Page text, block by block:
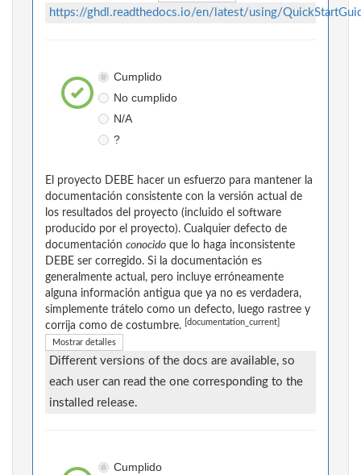
https://ghdl.readthedocs.io/en/latest/using/
Cumplido
No cumplido
N/A
?
El proyecto DEBE hacer un esfuerzo para mantener la
documentación consistente con la versión actual de
los resultados del proyecto (incluido el software
producido por el proyecto). Cualquier defecto de
documentación conocido que lo haga inconsistente
DEBE ser corregido. Si la documentación es
generalmente actual, pero incluye erróneamente
alguna información antigua que ya no es verdadera,
simplemente trátelo como un defecto, luego rastree y
corrija como de costumbre.
[documentation_current]
Mostrar detalles
Different versions of the docs are available, so
each user can read the one corresponding to the
installed release.
Cumplido